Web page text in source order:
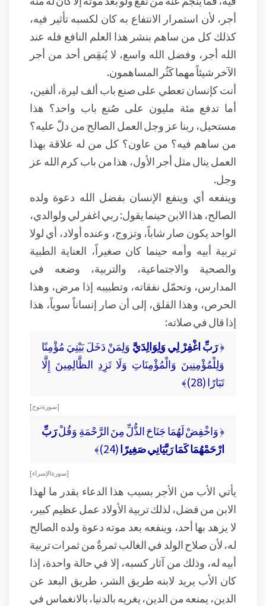
أجر، لأن استمرار الانتفاع به كان لكسبه تأثير فيه،
كذلك كل من ساهم بنشر هذا العلم النافع فله عند
الله أجر، وفضل الله واسع، لا يُنقِص أحد من أجر
الآخر شيئاً مهما كَثُر المساهمون.
أنت كإنسان تعطي على صنع باب ألف ليرة، ألفين،
أما تدفع مئة مليون على صُنع باب واحد؟ هذا
مستحيل، ربنا عز وجل العمل الصالح من دلّ عليه؟
من ساهم فيه؟ من عاون؟ كل من له علاقة بهذا
العمل ينال مثل أجر الأول، هذا من باب كرم الله عز
وجل.
وينفعه أي وينفع الإنسان بفضل الله دعوة ولده
الصالح، هذا الابن حينما يقول: ربي اغفر لي ولوالدي،
الواحد يكون صار شاباً، وتزوج، وعنده أولاد، أي لولا
تربية أبيه وأمه حينما كان صغيراً، العناية الطبية
والصحية والاجتماعية، والتربية، وضعه في
المدارس، وتحمّل نفقاته، وتطبيبه إذا مرض، وهذا
الحرص، وهذا القلق، إلى أن صار إنساناً سوياً، هذا
إذا قال في صلاته:
﴿رَبِّ اغْفِرْ لِي وَلِوَالِدَيَّ وَلِمَنْ دَخَلَ بَيْتِيَ مُؤْمِنًا
وَلِلْمُؤْمِنِينَ وَالْمُؤْمِنَاتِ وَلَا تَزِدِ الظَّالِمِينَ إِلَّا
تَبَارًا (28)﴾
[ سورة نوح ]
﴿ وَاخْفِضْ لَهُمَا جَنَاحَ الذُّلِّ مِنَ الرَّحْمَةِ وَقُلْرَبِّ
ارْحَمْهُمَا كَمَا رَبَّيَانِي صَغِيرًا(24)﴾
[ سورة الإسراء ]
يأتي الأب من الأجر بسبب هذا الدعاء بقدر ما لهذا
الابن من فضل، لذلك تربية الأولاد عمل عظيم كبير،
لا يزهد بها أحد، وينفعه بعد موته دعوة ولده الصالح
له، لأن صلاح الولد في الغالب ثمرةٌ من ثمرات تربية
أبيه له، وذلك من آثار كسبه، إلا في حالة واحدة، إذا
كان الأب يريد لابنه طريق الشر، طريق البعد عن
الدين، يمنعه من الدين، يغريه بالدنيا، بالانغماس في